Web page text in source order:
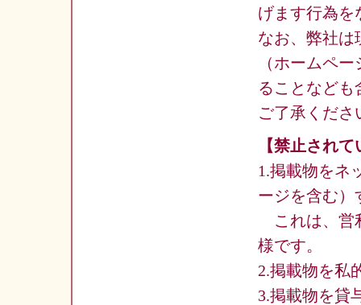
げます行為を
なお、弊社は
（ホームペ
ることなども
ご了承くださ
【禁止され
1.掲載物をネ
ージを含む）
これは、営
様です。
2.掲載物を私
3.掲載物を貸